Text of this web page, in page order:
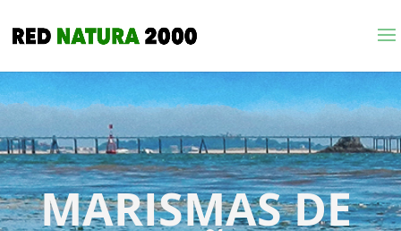
MARISMAS DE